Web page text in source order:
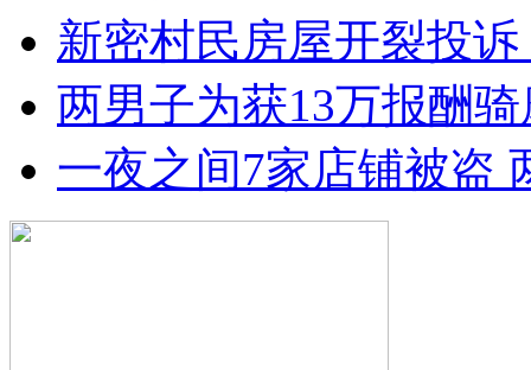
新密村民房屋开裂投
两男子为获13万报酬
一夜之间7家店铺被盗